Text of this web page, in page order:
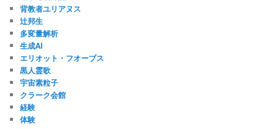
背教者ユリアヌス
辻邦生
多変量解析
生成AI
エリオット・フオーブス
黒人霊歌
宇宙素粒子
クラーク会館
経験
体験